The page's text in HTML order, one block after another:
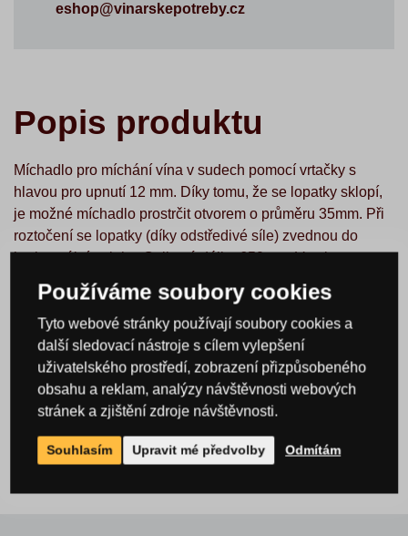
eshop@vinarskepotreby.cz
Popis produktu
Míchadlo pro míchání vína v sudech pomocí vrtačky s
hlavou pro upnutí 12 mm. Díky tomu, že se lopatky sklopí,
je možné míchadlo prostrčit otvorem o průměru 35mm. Při
roztočení se lopatky (díky odstředivé síle) zvednou do
horizontální polohy. Celková délka 650mm. Vyrobeno z
nerezové oceli.
Parametry
Hloubka
3,5 cm
Šířka
3,5 cm
Používáme soubory cookies
Tyto webové stránky používají soubory cookies a
další sledovací nástroje s cílem vylepšení
uživatelského prostředí, zobrazení přizpůsobeného
obsahu a reklam, analýzy návštěvnosti webových
stránek a zjištění zdroje návštěvnosti.
Souhlasím Upravit mé předvolby Odmítám